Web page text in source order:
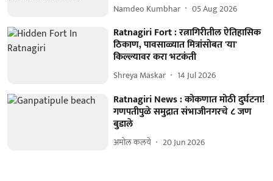
Namdeo Kumbhar 05 Aug 2026
Ratnagiri Fort : रत्नागिरीतील ऐतिहासिक
ठिकाण, पावसाळ्यात मित्रांसोबत 'या'
किल्ल्यावर करा भटकंती
Shreya Maskar 14 Jul 2026
Ratnagiri News : कोकणात मोठी दुर्घटना!
गणपतीपुळे समुद्रात संभाजीनगरचे ८ जण
बुडाले
अमोल कलये 20 Jun 2026